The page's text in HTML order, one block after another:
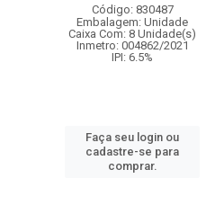
Código: 830487
Embalagem: Unidade
Caixa Com: 8 Unidade(s)
Inmetro: 004862/2021
IPI: 6.5%
Faça seu login ou
cadastre-se para
comprar.